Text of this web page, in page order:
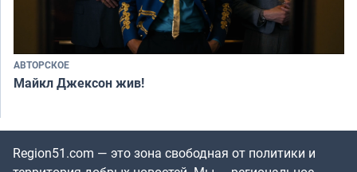
АВТОРСКОЕ
Майкл Джексон жив!
Region51.com — это зона свободная от политики и